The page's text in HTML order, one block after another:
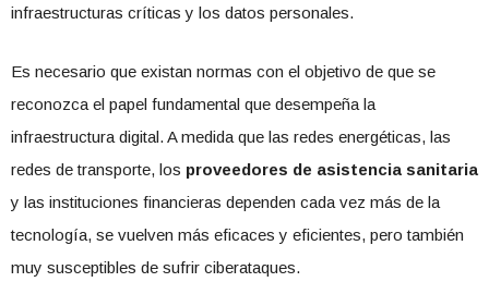
infraestructuras críticas y los datos personales.
Es necesario que existan normas con el objetivo de que se
reconozca el papel fundamental que desempeña la
infraestructura digital. A medida que las redes energéticas, las
redes de transporte, los proveedores de asistencia sanitaria
y las instituciones financieras dependen cada vez más de la
tecnología, se vuelven más eficaces y eficientes, pero también
muy susceptibles de sufrir ciberataques.